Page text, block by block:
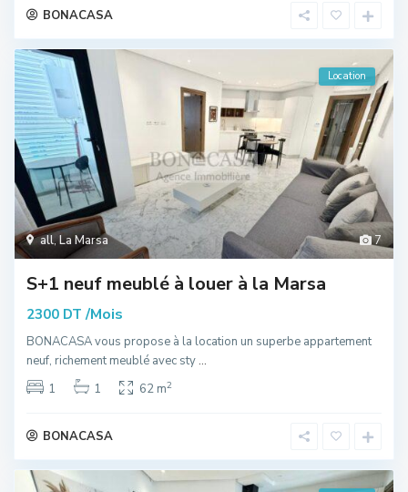
BONACASA
7
all,La Marsa
Location
S+1 neuf meublé à louer à la Marsa
2300 DT /Mois
BONACASA vous propose à la location un superbe appartement
neuf, richement meublé avec sty...
1
1 62 m2
BONACASA